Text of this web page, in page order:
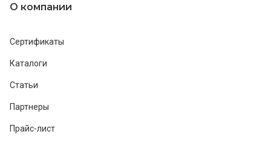
О компании
Сертификаты
Каталоги
Статьи
Партнеры
Прайс-лист